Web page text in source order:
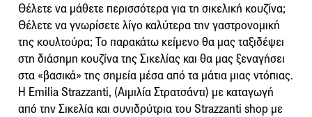
Θέλετε να μάθετε περισσότερα για τη σικελική κουζίνα;
Θέλετε να γνωρίσετε λίγο καλύτερα την γαστρονομική
της κουλτούρα; Το παρακάτω κείμενο θα μας ταξιδέψει
στη διάσημη κουζίνα της Σικελίας και θα μας ξεναγήσει
στα «βασικά» της σημεία μέσα από τα μάτια μιας ντόπιας.
Η Emilia Strazzanti, (Αιμιλία Στρατσάντι) με καταγωγή
από την Σικελία και συνιδρύτρια του Strazzanti shop με